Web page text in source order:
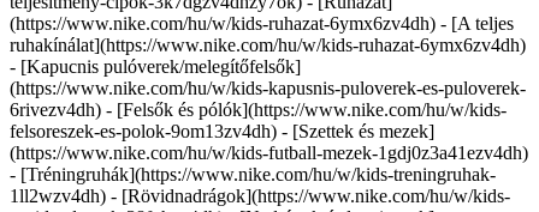
(https://www.nike.com/hu/w/kids-ruhazat-6ymx6zv4dh) - [A teljes
ruhakínálat](https://www.nike.com/hu/w/kids-ruhazat-6ymx6zv4dh)
- [Kapucnis pulóverek/melegítőfelsők]
(https://www.nike.com/hu/w/kids-kapusnis-puloverek-es-puloverek-
6rivezv4dh) - [Felsők és pólók](https://www.nike.com/hu/w/kids-
felsoreszek-es-polok-9om13zv4dh) - [Szettek és mezek]
(https://www.nike.com/hu/w/kids-futball-mezek-1gdj0z3a41ezv4dh)
- [Tréningruhák](https://www.nike.com/hu/w/kids-treningruhak-
1ll2wzv4dh) - [Rövidnadrágok](https://www.nike.com/hu/w/kids-